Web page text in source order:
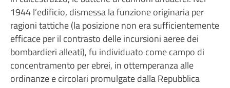
1944 l’edificio, dismessa la funzione originaria per
ragioni tattiche (la posizione non era sufficientemente
efficace per il contrasto delle incursioni aeree dei
bombardieri alleati), fu individuato come campo di
concentramento per ebrei, in ottemperanza alle
ordinanze e circolari promulgate dalla Repubblica